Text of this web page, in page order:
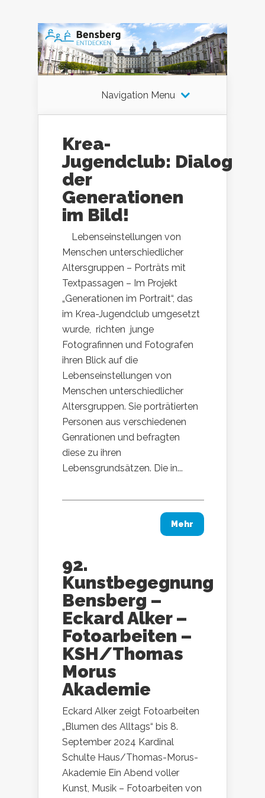
Navigation Menu
Krea-
Jugendclub: Dialog
der
Generationen
im Bild!
Lebenseinstellungen von
Menschen unterschiedlicher
Altersgruppen – Porträts mit
Textpassagen – Im Projekt
„Generationen im Portrait“, das
im Krea-Jugendclub umgesetzt
wurde, richten junge
Fotografinnen und Fotografen
ihren Blick auf die
Lebenseinstellungen von
Menschen unterschiedlicher
Altersgruppen. Sie porträtierten
Personen aus verschiedenen
Genrationen und befragten
diese zu ihren
Lebensgrundsätzen. Die in...
Mehr
92.
Kunstbegegnung
Bensberg –
Eckard Alker –
Fotoarbeiten –
KSH/Thomas
Morus
Akademie
Eckard Alker zeigt Fotoarbeiten
„Blumen des Alltags“ bis 8.
September 2024 Kardinal
Schulte Haus/Thomas-Morus-
Akademie Ein Abend voller
Kunst, Musik – Fotoarbeiten von